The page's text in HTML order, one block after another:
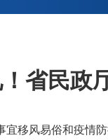
省民政
移风易俗和疫情防